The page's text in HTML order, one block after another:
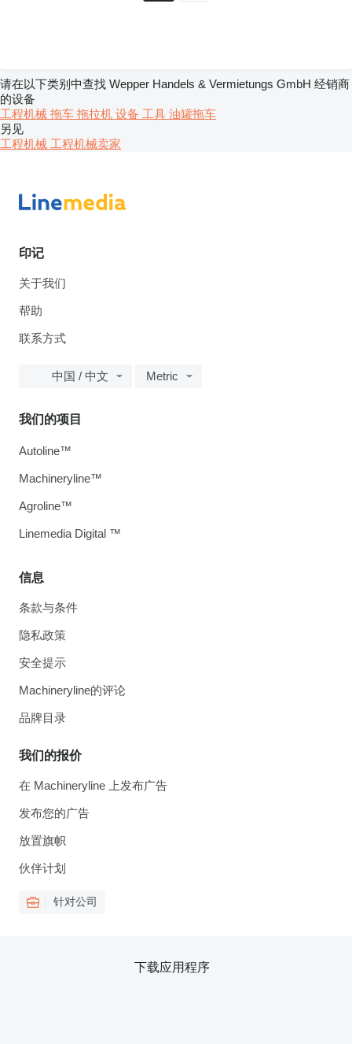
请在以下类别中查找 Wepper Handels & Vermietungs GmbH 经销商
的设备
工程机械 拖车 拖拉机 设备 工具 油罐拖车
另见
工程机械 工程机械卖家
印记
关于我们
帮助
联系方式
中国 / 中文 Metric
信息
条款与条件
隐私政策
安全提示
Machineryline的评论
品牌目录
我们的报价
在 Machineryline 上发布广告
发布您的广告
放置旗帜
伙伴计划
针对公司
我们的项目
Autoline™
Machineryline™
Agroline™
Linemedia Digital ™
下载应用程序